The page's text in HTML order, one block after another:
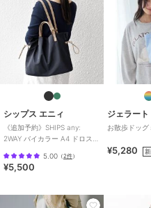
シップス エニィ
《追加予約》SHIPS any:
2WAY バイカラー A4 ドロスト
5.00 （2件）
¥5,500
ジェラート
お散歩ドッ
¥5,280